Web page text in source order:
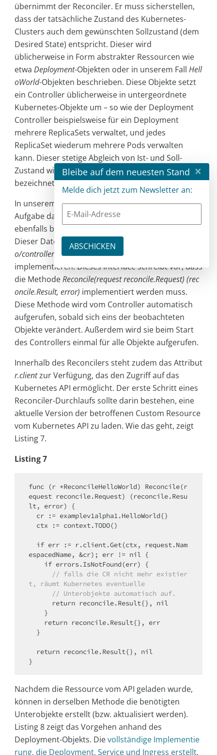
übernimmt der Reconciler. Er muss sicherstellen,
dass der tatsächliche Zustand des Kubernetes-
Clusters auch dem gewünschten Sollzustand (dem
Desired State) entspricht. Dieser wird
üblicherweise in Form abstrakter Ressourcen wie
etwa Deployment-Objekten oder in unserem Fall Hell
oWorld-Objekten beschrieben. Diese Objekte setzt
ein Controller üblicherweise in untergeordnete
Kubernetes-Objekte um – so wie der Deployment
Controller beispielsweise für ein Deployment
mehrere ReplicaSets verwaltet, und jedes
ReplicaSet wiederum mehrere Pods verwalten
kann. Dieser stetige Abgleich von Ist- und Soll-
Zustand wird im Englischen als Reconciliation
bezeichnet.
In unserem Beispiel-Operator übernimmt diese
Aufgabe das StructReconcileHelloWorld
ebenfalls bereits automatisch generiert wurde.
Dieser Datentyp muss dabei das Interface
o/controller-runtime/pkg/reconcile.Reconciler
implementieren. Dieses Interface schreibt vor, dass
die MethodeReconcile(request reconcile.Request) (rec
oncile.Result, error) implementiert werden muss.
Diese Methode wird vom Controller automatisch
aufgerufen, sobald sich eins der beobachteten
Objekte verändert. Außerdem wird sie beim Start
des Controllers einmal für alle Objekte aufgerufen.
Innerhalb des Reconcilers steht zudem das Attribut
r.clientzur Verfügung, das den Zugriff auf das
Kubernetes API ermöglicht. Der erste Schritt eines
Reconciler-Durchlaufs sollte darin bestehen, eine
aktuelle Version der betroffenen Custom Resource
vom Kubernetes API zu laden. Wie das geht, zeigt
Listing 7.
Listing 7
func (r *ReconcileHelloWorld) Reconcile(r
equest reconcile.Request) (reconcile.Resu
lt, error) {
if err := r.client.Get(ctx, request.Nam
espacedName, &cr); err != nil {
if errors.IsNotFound(err) {
// falls die CR nicht mehr existier
t, räumt Kubernetes eventuelle
// Unterobjekte automatisch auf.
return reconcile.Result{}, nil
return reconcile.Result{}, err
return reconcile.Result{}, nil
Nachdem die Ressource vom API geladen wurde,
können in derselben Methode die benötigten
Unterobjekte erstellt (bzw. aktualisiert werden).
Listing 8 zeigt das Vorgehen anhand des
Deployment-Objekts. Dievollständige Implementie
rung, die Deployment, Service und Ingress erstellt,
Bleibe auf dem neuesten Stand ×
Melde dich jetzt zum Newsletter an: